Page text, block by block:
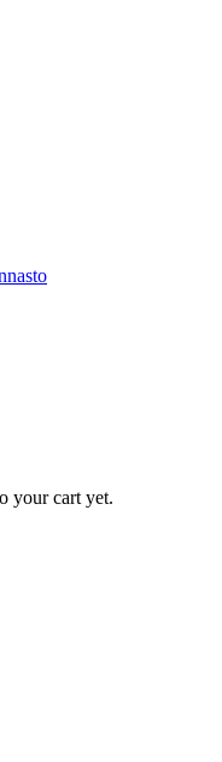
your cart yet.